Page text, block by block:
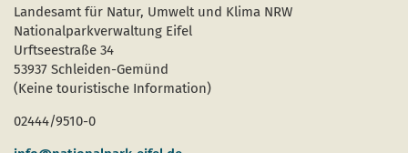
Landesamt für Natur, Umwelt und Klima NRW
Nationalparkverwaltung Eifel
Urftseestraße 34
53937 Schleiden-Gemünd
(Keine touristische Information)
02444/9510-0